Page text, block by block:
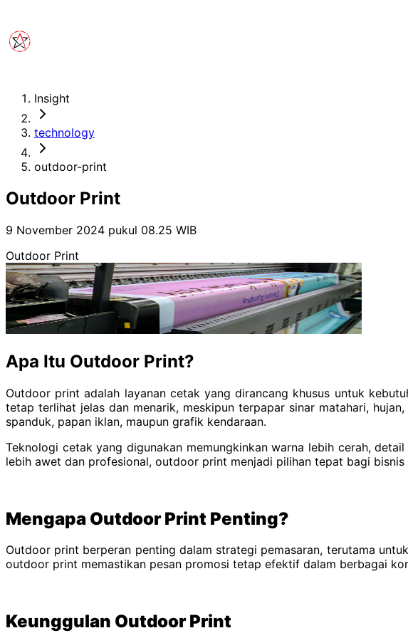
Insight
technology
outdoor-print
Outdoor Print
9 November 2024 pukul 08.25 WIB
Outdoor Print
Apa Itu Outdoor Print?
Outdoor print adalah layanan cetak yang dirancang khusus untuk
tetap terlihat jelas dan menarik, meskipun terpapar sinar matahari,
spanduk, papan iklan, maupun grafik kendaraan.
Teknologi cetak yang digunakan memungkinkan warna lebih cerah,
lebih awet dan profesional, outdoor print menjadi pilihan tepat bagi
Mengapa Outdoor Print Penting?
Outdoor print berperan penting dalam strategi pemasaran, terutama
outdoor print memastikan pesan promosi tetap efektif dalam berbagai
Keunggulan Outdoor Print